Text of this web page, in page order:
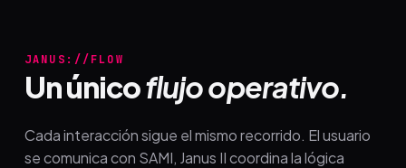
JANUS://FLOW
Un únicoflujo operativo.
Cada interacción sigue el mismo recorrido. El usuario
se comunica con SAMI, Janus II coordina la lógica